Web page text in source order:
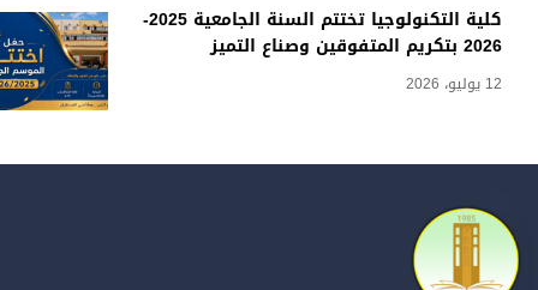
كلية التكنولوجيا تختتم السنة الجامعية 2025-
2026 بتكريم المتفوقين وصناع التميز
12 يوليو، 2026